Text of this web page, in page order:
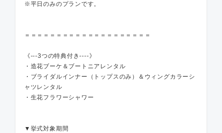
※平日のみのプランです。
＝＝＝＝＝＝＝＝＝＝＝＝＝＝＝＝＝＝＝＝
《---3つの特典付き----》
・造花ブーケ＆ブートニアレンタル
・ブライダルインナー（トップスのみ）＆ウィングカラーシ
ャツレンタル
・生花フラワーシャワー
▼挙式対象期間